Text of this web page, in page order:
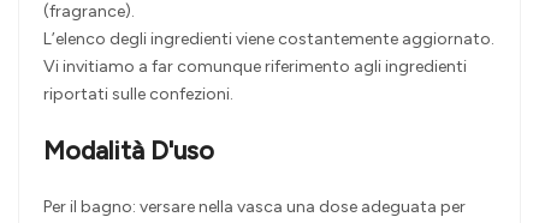
(fragrance).
L’elenco degli ingredienti viene costantemente aggiornato.
Vi invitiamo a far comunque riferimento agli ingredienti
riportati sulle confezioni.
Modalità D'uso
Per il bagno: versare nella vasca una dose adeguata per